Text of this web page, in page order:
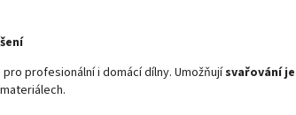
profesionální i domácí dílny. Umožňujísvařování